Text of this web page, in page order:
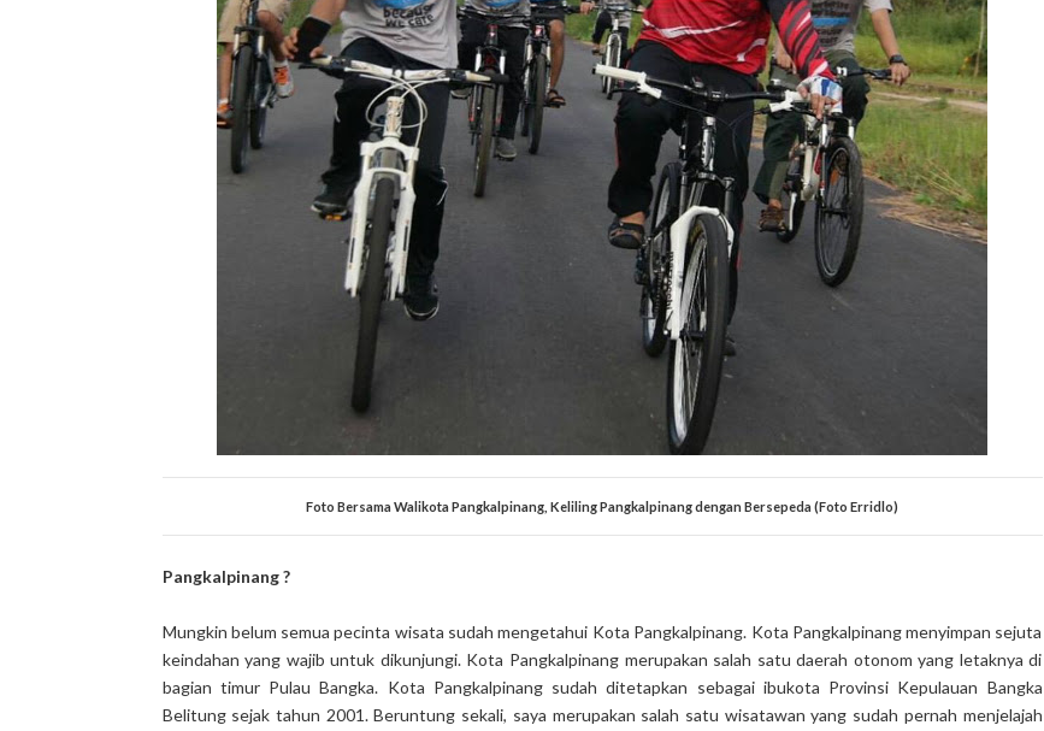
Foto Bersama Walikota Pangkalpinang, Keliling Pangkalpinang dengan Bersepeda (Foto Erridlo)
Pangkalpinang ?
Mungkin belum semua pecinta wisata sudah mengetahui Kota Pangkalpinang. Kota Pangkalpinang menyimpan sejuta
keindahan yang wajib untuk dikunjungi. Kota Pangkalpinang merupakan salah satu daerah otonom yang letaknya di
bagian timur Pulau Bangka. Kota Pangkalpinang sudah ditetapkan sebagai ibukota Provinsi Kepulauan Bangka
Belitung sejak tahun 2001. Beruntung sekali, saya merupakan salah satu wisatawan yang sudah pernah menjelajah